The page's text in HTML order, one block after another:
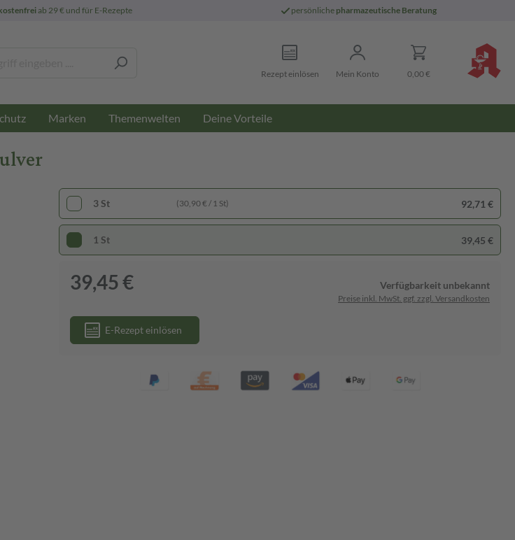
ab 29 € und für E-Rezepte persönliche pharmazeutische Beratung
Rezept einlösen Mein Konto 0,00 €
Marken Themenwelten Deine Vorteile
3 St (30,90 € / 1 St) 92,71 €
1 St 39,45 €
39,45 € Verfügbarkeit unbekannt
Preise inkl. MwSt. ggf. zzgl. Versandkosten
E-Rezept einlösen